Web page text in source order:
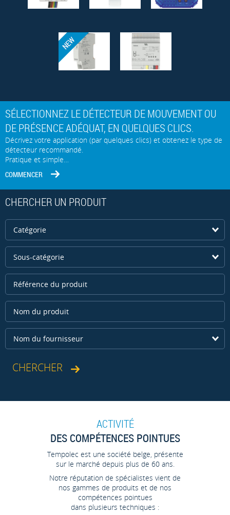
SÉLECTIONNEZ LE DÉTECTEUR DE MOUVEMENT OU
DE PRÉSENCE ADÉQUAT, EN QUELQUES CLICS.
Décrivez votre application (par quelques clics) et obtenez le type de
détecteur recommandé.
Pratique et simple…
COMMENCER
CHERCHER UN PRODUIT
Catégorie
Sous-catégorie
Nom du fournisseur
ACTIVITÉ
DES COMPÉTENCES POINTUES
Tempolec est une société belge, présente
sur le marché depuis plus de 60 ans.
Notre réputation de spécialistes vient de
nos gammes de produits et de nos
compétences pointues
dans plusieurs techniques :